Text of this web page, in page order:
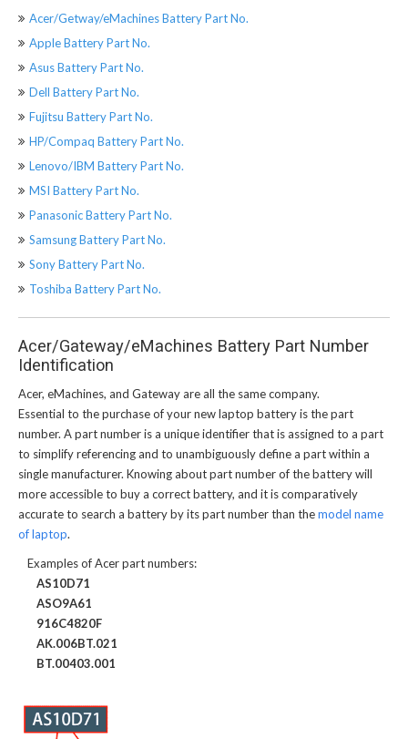
Acer/Getway/eMachines Battery Part No.
Apple Battery Part No.
Asus Battery Part No.
Dell Battery Part No.
Fujitsu Battery Part No.
HP/Compaq Battery Part No.
Lenovo/IBM Battery Part No.
MSI Battery Part No.
Panasonic Battery Part No.
Samsung Battery Part No.
Sony Battery Part No.
Toshiba Battery Part No.
Acer/Gateway/eMachines Battery Part Number
Identification
Acer, eMachines, and Gateway are all the same company.
Essential to the purchase of your new laptop battery is the part
number. A part number is a unique identifier that is assigned to a part
to simplify referencing and to unambiguously define a part within a
single manufacturer. Knowing about part number of the battery will
more accessible to buy a correct battery, and it is comparatively
accurate to search a battery by its part number than themodel name
of laptop.
Examples of Acer part numbers:
AS10D71
ASO9A61
916C4820F
AK.006BT.021
BT.00403.001